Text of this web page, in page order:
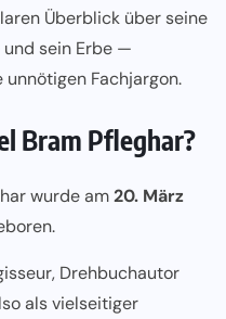
Überblick über seine
und sein Erbe —
Fachjargon.
Bram Pfleghar?
wurde am20. März
Drehbuchautor
als vielseitiger